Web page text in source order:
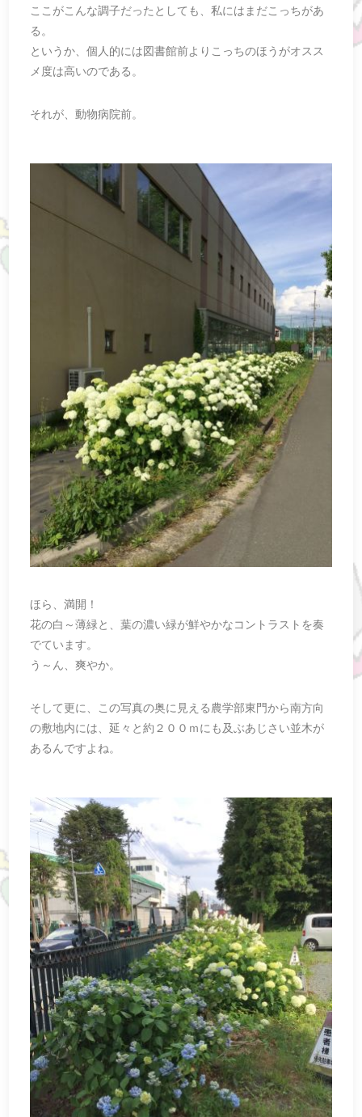
ここがこんな調子だったとしても、私にはまだこっちがあ
る。
というか、個人的には図書館前よりこっちのほうがオスス
メ度は高いのである。
それが、動物病院前。
ほら、満開！
花の白～薄緑と、葉の濃い緑が鮮やかなコントラストを奏
でています。
う～ん、爽やか。
そして更に、この写真の奥に見える農学部東門から南方向
の敷地内には、延々と約２００ｍにも及ぶあじさい並木が
あるんですよね。